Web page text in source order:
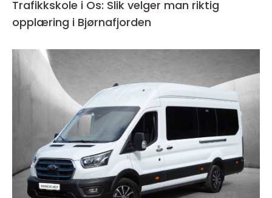
Trafikkskole i Os: Slik velger man riktig
opplæring i Bjørnafjorden